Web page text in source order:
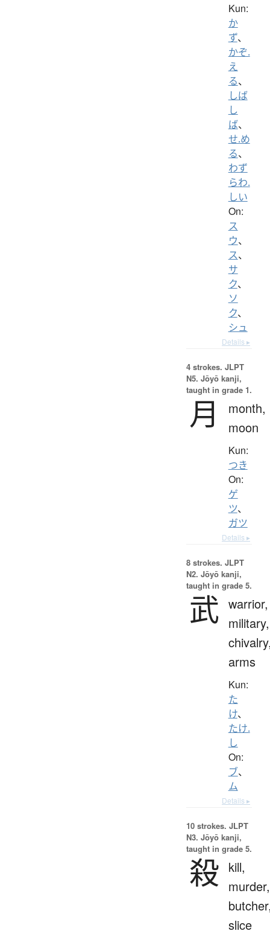
Kun:
か
ず、
かぞ.
え
る、
しば
し
ば、
せ.め
る、
わず
らわ.
しい
On:
ス
ウ、
ス、
サ
ク、
ソ
ク、
シュ
Details ▸
4 strokes. JLPT
N5. Jōyō kanji,
taught in grade 1.
月
month,
moon
Kun:
つき
On:
ゲ
ツ、
ガツ
Details ▸
8 strokes. JLPT
N2. Jōyō kanji,
taught in grade 5.
武 warrior,
military,
arms
Kun:
た
け、
たけ.
し
On:
ブ、
ム
Details ▸
10 strokes. JLPT
N3. Jōyō kanji,
taught in grade 5.
殺 kill,
murder,
slice